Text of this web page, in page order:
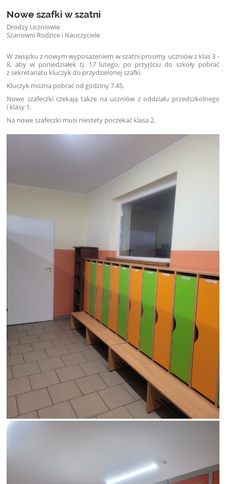
Nowe szafki w szatni
Drodzy Uczniowie
Szanowni Rodzice i Nauczyciele
W związku z nowym wyposażeniem w szatni prosimy uczniów z klas 3 -
8, aby w poniedziałek tj. 17 lutego, po przyjściu do szkoły pobrać
z sekretariatu kluczyk do przydzielonej szafki.
Kluczyk można pobrać od godziny 7.45.
Nowe szafeczki czekają także na uczniów z oddziału przedszkolnego
i klasy 1.
Na nowe szafeczki musi niestety poczekać klasa 2.